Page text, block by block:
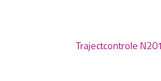
Trajectcontrole